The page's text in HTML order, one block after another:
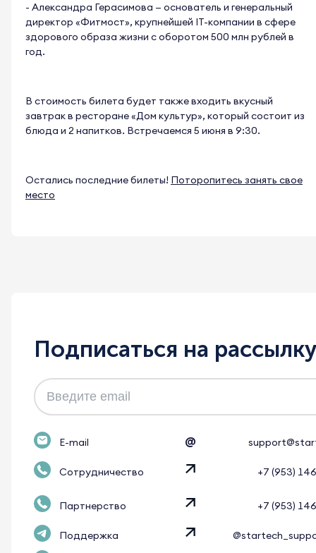
- Александра Герасимова — основатель и генеральный
директор «Фитмост», крупнейшей IT-компании в сфере
здорового образа жизни с оборотом 500 млн рублей в
год.
В стоимость билета будет также входить вкусный
завтрак в ресторане «Дом культур», который состоит из
блюда и 2 напитков. Встречаемся 5 июня в 9:30.
Остались последние билеты! Поторопитесь занять свое
место
Подписаться на рассылку
E-mail @
Сотрудничество +7 (953)
Партнерство +7 (953)
Поддержка